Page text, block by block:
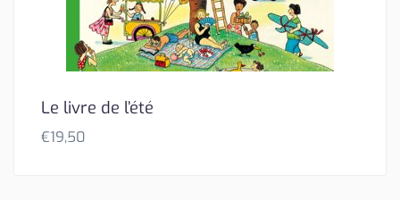
Le livre de l’été
€19,50